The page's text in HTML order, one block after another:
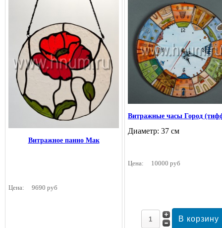
Витражное панно Мак
Цена: 9690 руб
Витражные часы Город
Диаметр: 37 см
Цена: 10000 руб